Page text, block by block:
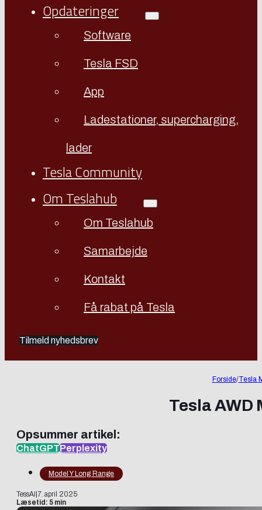
Opdateringer
Software
Tesla FSD
App
Ladestationer, supercharging,
lader
Tesla Community
Om Teslahub
Om Teslahub
Samarbejde
Kontakt
Få rabat på Tesla
Tilmeld nyhedsbrev
Forside/Tesla
Tesla
Opsummer artikel:
ChatGPTPerplexity
Model Y Long Range
TessAI 7. april 2025
Læsetid: 5 min